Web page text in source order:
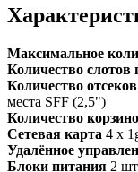
Максимальное
Количество слотов
Количество
места SFF (2,5")
Количество
Сетевая карта 4 x
Удалённое
Блоки питания 2